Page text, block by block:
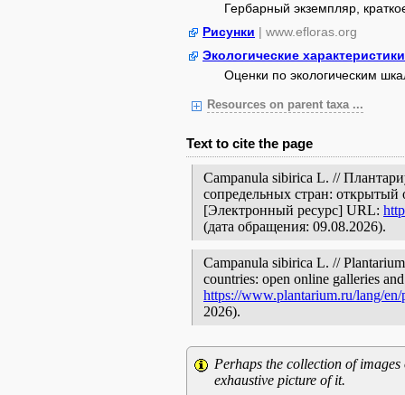
Гербарный экземпляр,
Рисунки | www.efloras.org
Экологические характеристики
Оценки по экологическим
Resources on parent taxa ...
Text to cite the page
Campanula sibirica L. //
сопредельных стран: открытый
[Электронный ресурс] URL:
(дата обращения: 09.08.2026).
Campanula sibirica L. //
countries: open online galleries
https://www.plantarium.ru/lang/
2026).
Perhaps the collection of
exhaustive picture of it.